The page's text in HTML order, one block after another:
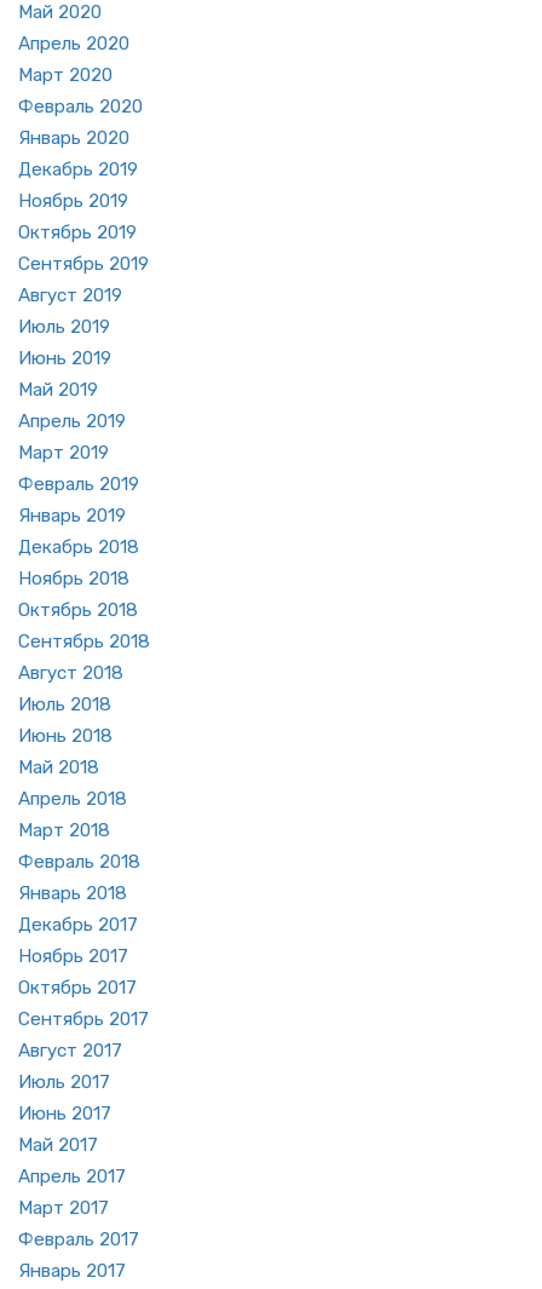
Май 2020
Ап­рель 2020
Март 2020
Фев­раль 2020
Ян­варь 2020
Де­кабрь 2019
Но­ябрь 2019
Ок­тябрь 2019
Сен­тябрь 2019
Ав­густ 2019
Июль 2019
Июнь 2019
Май 2019
Ап­рель 2019
Март 2019
Фев­раль 2019
Ян­варь 2019
Де­кабрь 2018
Но­ябрь 2018
Ок­тябрь 2018
Сен­тябрь 2018
Ав­густ 2018
Июль 2018
Июнь 2018
Май 2018
Ап­рель 2018
Март 2018
Фев­раль 2018
Ян­варь 2018
Де­кабрь 2017
Но­ябрь 2017
Ок­тябрь 2017
Сен­тябрь 2017
Ав­густ 2017
Июль 2017
Июнь 2017
Май 2017
Ап­рель 2017
Март 2017
Фев­раль 2017
Ян­варь 2017